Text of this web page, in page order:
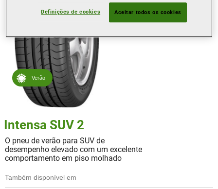
Verão
Intensa SUV 2
O pneu de verão para SUV de
desempenho elevado com um excelente
comportamento em piso molhado
Também disponível em
Definições de cookies Aceitar todos os cookies